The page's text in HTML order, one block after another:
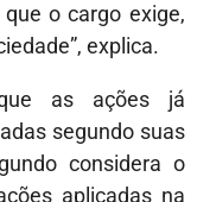
o cargo exige,
explica.
as ações já
segundo suas
considera o
aplicadas na